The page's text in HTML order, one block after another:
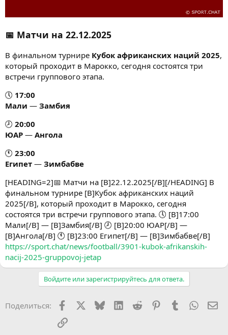
📅 Матчи на 22.12.2025
В финальном турнире Кубок африканских наций 2025,
который проходит в Марокко, сегодня состоятся три
встречи группового этапа.
🕔 17:00
Мали — Замбия
🕗 20:00
ЮАР — Ангола
🕚 23:00
Египет — Зимбабве
[HEADING=2]📅 Матчи на [B]22.12.2025[/B][/HEADING] В
финальном турнире [B]Кубок африканских наций
2025[/B], который проходит в Марокко, сегодня
состоятся три встречи группового этапа. 🕔 [B]17:00
Мали[/B] — [B]Замбия[/B] 🕗 [B]20:00 ЮАР[/B] —
[B]Ангола[/B] 🕚 [B]23:00 Египет[/B] — [B]Зимбабве[/B]
https://sport.chat/news/football/3901-kubok-afrikanskih-
nacij-2025-gruppovoj-jetap
Войдите или зарегистрируйтесь для ответа.
Поделиться: FacebookX (Twitter)
BlueskyLinkedIn
Reddit PinterestTumblr
Ссылка